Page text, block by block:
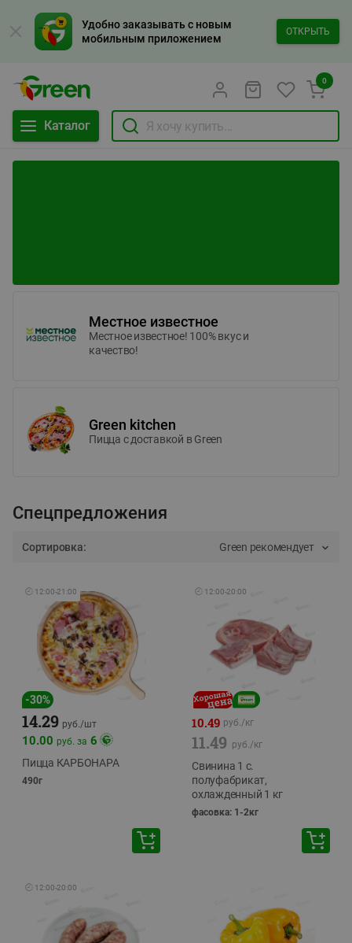
Удобно заказывать с новым
мобильным приложением
ОТКРЫТЬ
Каталог
0
Местное известное
Местное известное! 100% вкус и
качество!
Green kitchen
Пицца c доставкой в Green
Спецпредложения
Сортировка: Green рекомендует
🕘 12:00-21:00
-30%
14.29 руб./шт
10.00 руб. за 6
Пицца КАРБОНАРА
490г
🕘 12:00-20:00
10.49 руб./кг
11.49 руб./кг
Свинина 1 с.
полуфабрикат,
охлажденный 1 кг
фасовка: 1-2кг
🕘 12:00-20:00